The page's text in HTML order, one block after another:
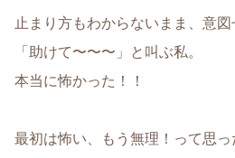
止まり方もわからないまま、意
「助けて〜〜〜」と叫ぶ私。
本当に怖かった！！
最初は怖い、もう無理！って思っ